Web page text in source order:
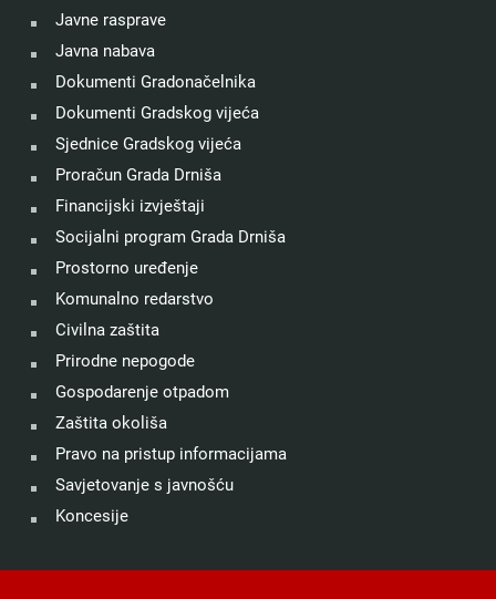
Javne rasprave
Javna nabava
Dokumenti Gradonačelnika
Dokumenti Gradskog vijeća
Sjednice Gradskog vijeća
Proračun Grada Drniša
Financijski izvještaji
Socijalni program Grada Drniša
Prostorno uređenje
Komunalno redarstvo
Civilna zaštita
Prirodne nepogode
Gospodarenje otpadom
Zaštita okoliša
Pravo na pristup informacijama
Savjetovanje s javnošću
Koncesije